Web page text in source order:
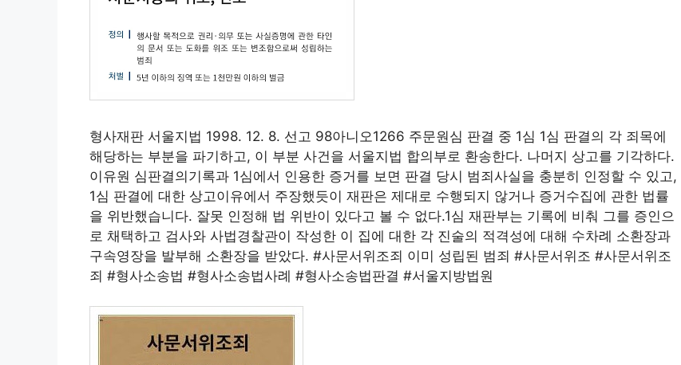
형사재판 서울지법 1998. 12. 8. 선고 98아니오1266 주문원심 판결 중 1심 1심 판결의 각 죄목에
해당하는 부분을 파기하고, 이 부분 사건을 서울지법 합의부로 환송한다. 나머지 상고를 기각하다.
이유원 심판결의기록과 1심에서 인용한 증거를 보면 판결 당시 범죄사실을 충분히 인정할 수 있고,
1심 판결에 대한 상고이유에서 주장했듯이 재판은 제대로 수행되지 않거나 증거수집에 관한 법률
을 위반했습니다. 잘못 인정해 법 위반이 있다고 볼 수 없다.1심 재판부는 기록에 비춰 그를 증인으
로 채택하고 검사와 사법경찰관이 작성한 이 집에 대한 각 진술의 적격성에 대해 수차례 소환장과
구속영장을 발부해 소환장을 받았다. #사문서위조죄 이미 성립된 범죄 #사문서위조 #사문서위조
죄 #형사소송법 #형사소송법사례 #형사소송법판결 #서울지방법원